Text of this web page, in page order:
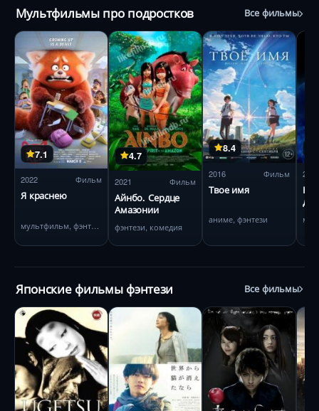
Мультфильмы про подростков Все фильмы
7.1
2022 Фильм
Я краснею
4.7
2021 Фильм
Айнбо. Сердце
Амазонии
фэнтези, комедия
8.4
2016 Фильм
Твое имя
аниме, фэнтези
2010
Японские фильмы фэнтези Все фильмы